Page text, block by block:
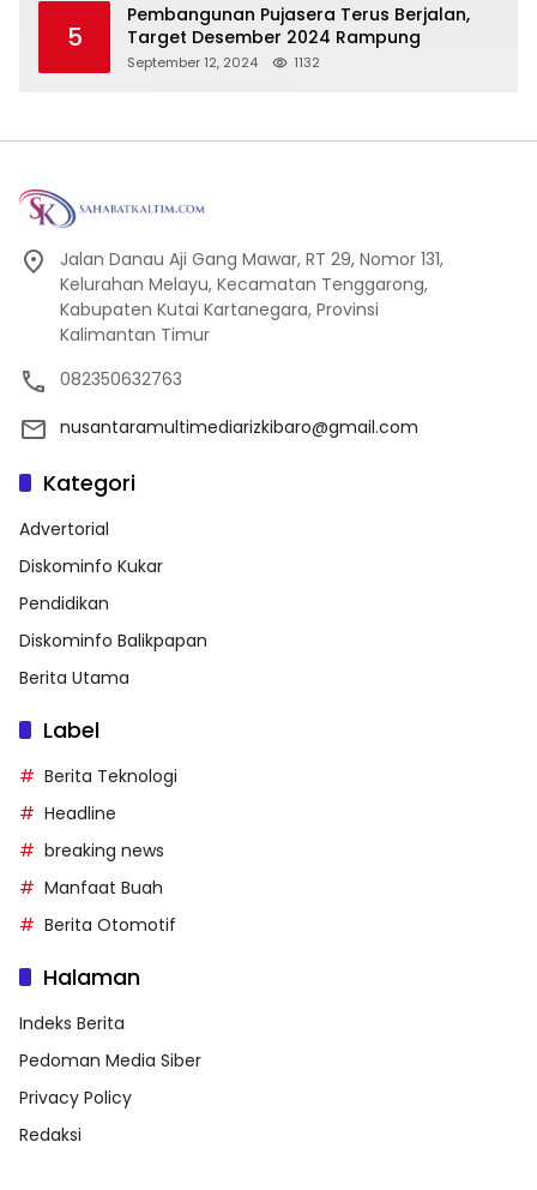
5
Pembangunan Pujasera Terus Berjalan,
Target Desember 2024 Rampung
September 12, 2024 1132
Jalan Danau Aji Gang Mawar, RT 29, Nomor 131,
Kelurahan Melayu, Kecamatan Tenggarong,
Kabupaten Kutai Kartanegara, Provinsi
Kalimantan Timur
082350632763
nusantaramultimediarizkibaro@gmail.com
Kategori
Advertorial
Diskominfo Kukar
Pendidikan
Diskominfo Balikpapan
Berita Utama
Label
Berita Teknologi
Headline
breaking news
Manfaat Buah
Berita Otomotif
Halaman
Indeks Berita
Pedoman Media Siber
Privacy Policy
Redaksi